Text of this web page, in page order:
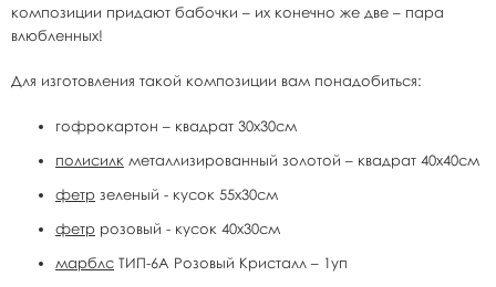
композиции придают бабочки – их конечно же две – пара
влюбленных!
Для изготовления такой композиции вам понадобиться:
гофрокартон – квадрат 30х30см
полисилк металлизированный золотой – квадрат 40х40см
фетр зеленый - кусок 55х30см
фетр розовый - кусок 40х30см
марблс ТИП-6A Розовый Кристалл – 1уп